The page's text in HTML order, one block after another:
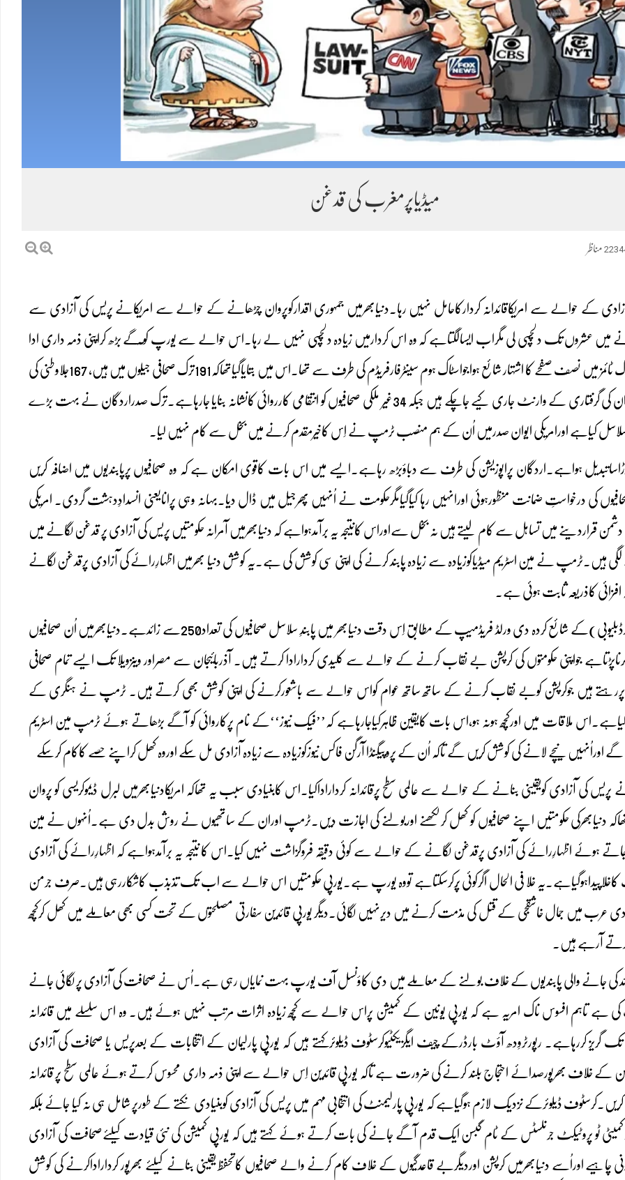
میڈیاپرمغرب کی قدغن
مناظر
کے حوالے سے امریکاقائدانہ کردارکاحامل نہیں رہا۔دنیابھرمیں جمہوری اقدارکوپروان چڑھانے کے حوالے سے امریکانے پریس کی آزادی سے
میں عشروں تک دلچسپی لی مگراب ایسالگتاہے کہ وہ اس کردارمیں زیادہ دلچسپی نہیں لے رہا۔اس حوالے سے یورپ کو ٓگے بڑھ کراپنی ذمہ داری ادا
کرنی ہے۔ 4 مئی کونیویارک ٹائمز میں نصف صفحے کا اشتہار شائع ہواجواسٹاک ہوم سینٹرفارفریڈم کی طرف سے تھا۔اس میں بتایاگیاتھاکہ191ترک صحافی جیلوں میں ہیں، 167جلاوطنی کی
زندگی بسرکررہے ہیں اوران کی گرفتاری کے وارنٹ جاری کیے جاچکے ہیں جبکہ 34غیر ملکی صحافیوں کو انتقامی کارروائی کانشانہ بنایا جارہاہے۔ترک صدراردگان نے بہت بڑے
سلاسل کیاہے اورامریکی ایوان صدرمیں اُن کے ہم منصب ٹرمپ نے اِس کاخیرمقدم کرنے میں بخل سے کام نہیں لیا۔
ہواہے۔اردگان پراپوزیشن کی طرف سے دباؤبڑھ رہاہے۔ایسے میں اس بات کاقوی امکان ہے کہ وہ صحافیوں پرپابندیوں میں اضافہ کریں
حال ہی میں6صحافیوں کی درخواستِ ضمانت منظورہوئی اورانہیں رہا کیاگیامگرحکومت نے اُنہیں پھرجیل میں ڈال دیا۔بہانہ وہی پرانایعنی انسدادِدہشت گردی۔ امریکی
قراردینے میں تساہل سے کام لیتے ہیں نہ بخل سےاوراس کانتیجہ یہ برآمدہواہے کہ دنیابھرمیں آمرانہ حکومتیں پریس کی آزادی پر قدغن لگانے میں
لگی ہیں۔ٹرمپ نے مین اسٹریم میڈیاکوزیادہ سے زیادہ پابند کرنے کی اپنی سی کوشش کی ہے۔یہ کوشش دنیا بھرمیں اظہارِرائے کی آزادی پرقدغن لگانے
افزائی کاذریعہ ثابت ہوئی ہے۔
رپورٹروِدھ آؤٹ بارڈر(آرڈبلیوبی)کے شائع کردہ دی ورلڈ فریڈمیپ کے مطابق اِس دقت دنیابھر میں پابندِ سلاسل صحافیوں کی تعداد250سے زائدہے۔دنیابھرمیں اُن صحافیوں
جواپنی حکومتوں کی کرپشن بے نقاب کرنے کے حوالے سے کلیدی کردارادا کرتے ہیں۔ آذربائیجان سے مصراور وینزویلا تک ایسے تمام صحافی
ہیں جوکرپشن کوبے نقاب کرنے کے ساتھ ساتھ عوام کواس حوالے سے باشعورکرنے کی اپنی کوشش بھی کرتے ہیں۔ ٹرمپ نے ہنگری کے
ملاقات میں اورکچھ ہونہ ہو،اس بات کایقین ظاہرکیاجارہاہے کہ’’فیک نیوز‘‘کے نام پرکاروائی کو آگے بڑھاتے ہوئے ٹرمپ مین اسٹریم
گے اوراُنہیں نیچے لانے کی کوشش کریں گے تاکہ اُن کے پروپیگنڈا آرگن فاکس نیوزکوزیادہ سے زیادہ آزادی مل سکے اوروہ کھل کراپنے حصے کاکام کرسکے
کی آزادی کویقینی بنانے کے حوالے سے عالمی سطح پرقائدانہ کرداراداکیا۔اس کابنیادی سبب یہ تھاکہ امریکادنیابھرمیں لبرل ڈیموکریسی کو پروان
دنیابھرکی حکومتیں اپنے صحافیوں کو کھل کرلکھنے اوربولنے کی اجازت دیں۔ٹرمپ اوران کے ساتھیوں نے روش بدل دی ہے۔اُنہوں نے مین
ہوئے اظہارِرائے کی آزادی پرقدغن لگانے کے حوالے سے کوئی دقیقہ فروگزاشت نہیں کیا۔اس کا نتیجہ یہ برآمدہواہے کہ اظہارِرائے کی آزادی
خلا فی الحال اگرکوئی پُرکرسکتاہے تووہ یورپ ہے۔یورپی حکومتیں اس حوالے سے اب تک تذبذب کاشکاررہی ہیں۔صرف جرمن
عرب میں جمال خاشقجی کے قتل کی مذمت کرنے میں دیرنہیں لگائی۔دیگر یورپی قائدین سفارتی مصلحتوں کے تحت کسی بھی معاملے میں کھل کرکچھ
آرہے ہیں۔
کی جانے والی پابندیوں کے خلاف بولنے کے معاملے میں دی کاؤنسل آف یورپ بہت نمایاں رہی ہے۔اُس نے صحافت کی آزادی پر لگائی جانے
ہے تاہم افسوس ناک امریہ ہے کہ یورپی یونین کے کمیشن پراس حوالے سے کچھ زیادہ اثرات مرتب نہیں ہوئے ہیں۔ وہ اس سلسلے میں قائدانہ
کررہاہے۔ رپورٹروِدھ آؤٹ بارڈرکے چیف ایگزیکٹیوکرسٹوف ڈیلوئرکہتے ہیں کہ یورپی پارلیمان کے انتخابات کے بعدپریس یا صحافت کی آزادی
کے خلاف بھرپورصدائے احتجاج بلند کرنے کی ضرورت ہے تاکہ یورپی قائدین اِس حوالے سے اپنی ذمہ داری محسوس کرتے ہوئے عالمی سطح پر قائدانہ
کریں۔کرسٹوف ڈیلوئرکے نزدیک لازم ہوگیاہے کہ یورپی پارلیمنٹ کی انتخابی مہم میں پریس کی آزادی کوبنیادی نکتے کے طورپر شامل ہی نہ کیا جائے بلکہ
ٹو پروٹیکٹ جرنلسٹس کے ٹام گبسن ایک قدم آگے جانے کی بات کرتے ہوئے کہتے ہیں کہ یورپی کمیشن کی نئی قیادت کیلئےصحافت کی آزادی
اوراُسے دنیابھرمیں کرپشن اوردیگربے قاعدگیوں کے خلاف کام کرنے والے صحافیوں کاتحفظ یقینی بنانے کیلئے بھرپور کرداراداکرنے کی کوشش